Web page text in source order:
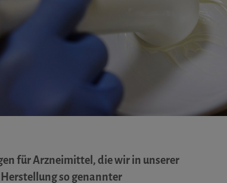
für Arzneimittel, die wir in unserer
so genannter